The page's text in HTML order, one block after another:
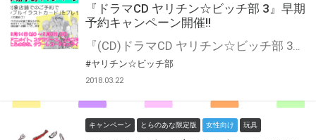
『ドラマCD ヤリチン☆ビッチ部 3』早期
予約キャンペーン開催!!
#ヤリチン☆ビッチ部
2018.03.22
キャンペーン とらのあな限定版 女性向け 玩具